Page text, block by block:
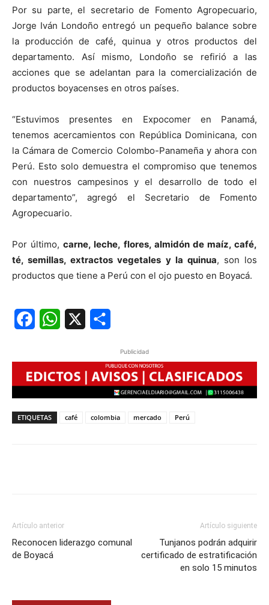
Por su parte, el secretario de Fomento Agropecuario,
Jorge Iván Londoño entregó un pequeño balance sobre
la producción de café, quinua y otros productos del
departamento. Así mismo, Londoño se refirió a las
acciones que se adelantan para la comercialización de
productos boyacenses en otros países.
“Estuvimos presentes en Expocomer en Panamá,
tenemos acercamientos con República Dominicana, con
la Cámara de Comercio Colombo-Panameña y ahora con
Perú. Esto solo demuestra el compromiso que tenemos
con nuestros campesinos y el desarrollo de todo el
departamento”, agregó el Secretario de Fomento
Agropecuario.
Por último,carne, leche, flores, almidón de maíz, café,
té, semillas, extractos vegetales y la quinua, son los
productos que tiene a Perú con el ojo puesto en Boyacá.
FacebookWhatsApp
Publicidad
ETIQUETAS café colombia mercado Perú
Artículo anterior
Reconocen liderazgo comunal
de Boyacá
Artículo siguiente
Tunjanos podrán adquirir
certificado de estratificación
en solo 15 minutos